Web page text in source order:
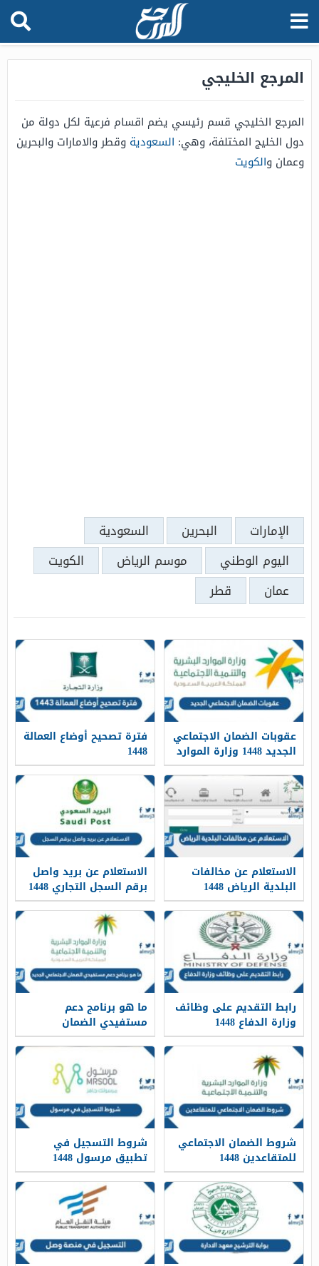
المرجع الخليجي
المرجع الخليجي قسم رئيسي يضم اقسام فرعية لكل دولة من
دول الخليج المختلفة، وهي: السعودية وقطر والامارات والبحرين
وعمان والكويت
الإمارات البحرين
السعودية
اليوم الوطني
موسم الرياض
الكويت
عمان
قطر
عقوبات الضمان الاجتماعي
الجديد 1448 وزارة الموارد
البشرية
فترة تصحيح أوضاع العمالة
1448
الاستعلام عن مخالفات
البلدية الرياض 1448
الاستعلام عن بريد واصل
برقم السجل التجاري 1448
رابط التقديم على وظائف
وزارة الدفاع 1448
ما هو برنامج دعم
مستفيدي الضمان
الاجتماعي الجديد 1448
شروط الضمان الاجتماعي
للمتقاعدين 1448
شروط التسجيل في
تطبيق مرسول 1448
والمستندات المطلوبة